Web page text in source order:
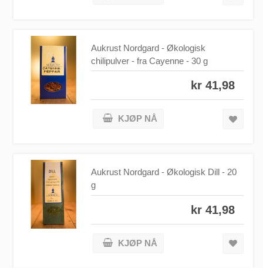
Aukrust Nordgard - Økologisk
chilipulver - fra Cayenne - 30 g
kr 41,98
KJØP NÅ
Aukrust Nordgard - Økologisk Dill - 20
g
kr 41,98
KJØP NÅ